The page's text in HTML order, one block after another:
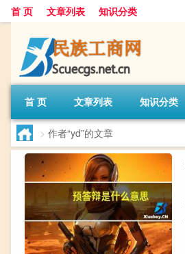
首 页 文章列表 知识分类
首 页 文章列表 知识分类
> 作者“yd”的文章